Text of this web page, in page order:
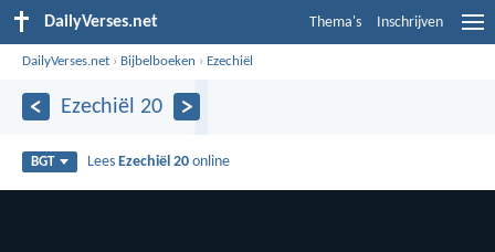
DailyVerses.net Thema's Inschrijven
DailyVerses.net › Bijbelboeken › Ezechiël
Ezechiël 20
BGT Lees Ezechiël 20 online